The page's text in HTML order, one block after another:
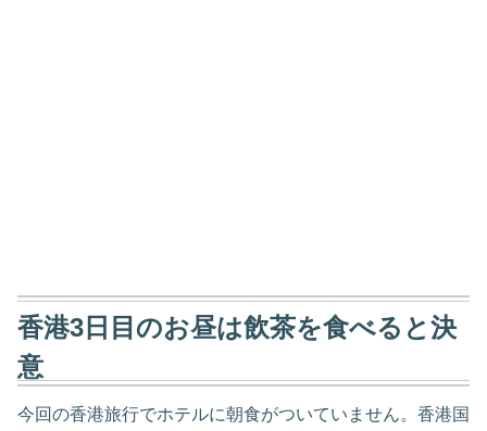
香港3日目のお昼は飲茶を食べると決
意
今回の香港旅行でホテルに朝食がついていません。香港国